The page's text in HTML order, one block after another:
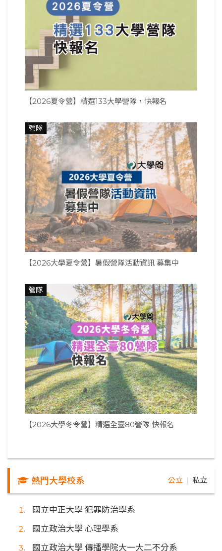
【2026夏令營】精選133大學營隊，快報名
營隊
【2026大學夏令營】暑假營隊活動資訊 募集中
營隊
【2026大學冬令營】精選全臺80營隊 快報名
熱門大學校系 公立 私立
國立中正大學 犯罪防治學系
國立政治大學 心理學系
國立政治大學 傳播學院大一大二不分系